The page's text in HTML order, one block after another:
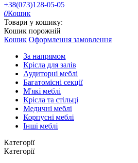
+38(073)128-05-05
0Кошик
Товари у кошику:
Кошик порожній
Кошик Оформлення замовлення
За напрямом
Крісла для залів
Аудиторні меблі
Багатомісні секції
М'які меблі
Крісла та стільці
Медичні меблі
Корпусні меблі
Інші меблі
Категорії
Категорії